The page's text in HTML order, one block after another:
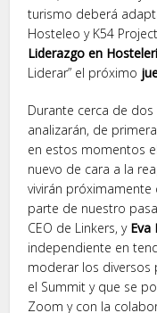
turismo deberá
Hosteleo y K54
Liderazgo en
Liderar” el próximo
Durante cerca de
analizarán, de
en estos momentos
nuevo de cara a la
vivirán
parte de nuestro
CEO de Linkers, y Eva
independiente en
moderar los diversos
el Summit y que se
Zoom y con la